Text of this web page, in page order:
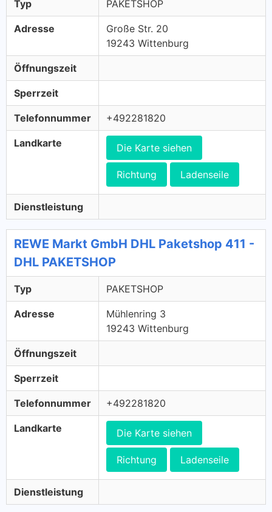
Typ PAKETSHOP
Adresse
Große Str. 20
19243 Wittenburg
Öffnungszeit
Sperrzeit
Telefonnummer +492281820
Landkarte Die Karte siehen
Richtung Ladenseile
Dienstleistung
REWE Markt GmbH DHL Paketshop 411 -
DHL PAKETSHOP
Typ PAKETSHOP
Adresse
Mühlenring 3
19243 Wittenburg
Öffnungszeit
Sperrzeit
Telefonnummer +492281820
Landkarte Die Karte siehen
Richtung Ladenseile
Dienstleistung